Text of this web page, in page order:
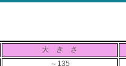
大 き さ
～135